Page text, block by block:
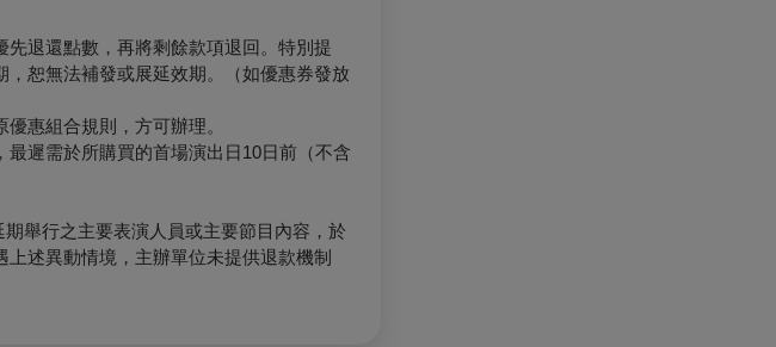
退還點數，再將剩餘款項退回。特別提
恕無法補發或展延效期。（如優惠券發放
惠組合規則，方可辦理。
遲需於所購買的首場演出日10日前（不含
舉行之主要表演人員或主要節目內容，於
述異動情境，主辦單位未提供退款機制